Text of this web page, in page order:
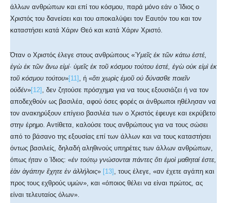
άλλων ανθρώπων και επί του κόσμου, παρά μόνο εάν ο Ίδιος ο
Χριστός του δανείσει και του αποκαλύψει τον Εαυτόν του και τον
καταστήσει κατά Χάριν Θεό και κατά Χάριν Χριστό.
Όταν ο Χριστός έλεγε στους ανθρώπους «Ὑμεῖς ἐκ τῶν κάτω ἐστέ,
ἐγὼ ἐκ τῶν ἄνω εἰμί· ὑμεῖς ἐκ τοῦ κόσμου τούτου ἐστέ, ἐγὼ οὐκ εἰμὶ ἐκ
τοῦ κόσμου τούτου»[11] , ή «ὅτι χωρὶς ἐμοῦ οὐ δύνασθε ποιεῖν
οὐδέν»[12] , δεν ζητούσε πρόσχημα για να τους εξουσιάζει ή να τον
αποδεχθούν ως βασιλέα, αφού όσες φορές οι άνθρωποι ηθέλησαν να
τον ανακηρύξουν επίγειο βασιλέα των ο Χριστός έφευγε και εκρύβετο
στην έρημο. Αντίθετα, καλούσε τους ανθρώπους για να τους σώσει
από το βάσανο της εξουσίας επί των άλλων και να τους καταστήσει
όντως βασιλείς, δηλαδή αληθινούς υπηρέτες των άλλων ανθρώπων,
όπως ήταν ο Ίδιος: «ἐν τούτῳ γνώσονται πάντες ὅτι ἐμοὶ μαθηταί ἐστε,
ἐὰν ἀγάπην ἔχητε ἐν ἀλλήλοις» [13] , τους έλεγε, «αν έχετε αγάπη και
προς τους εχθρούς υμών», και «όποιος θέλει να είναι πρώτος, ας
είναι τελευταίος όλων».